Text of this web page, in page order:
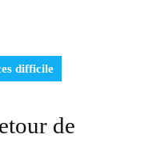
difficile
de